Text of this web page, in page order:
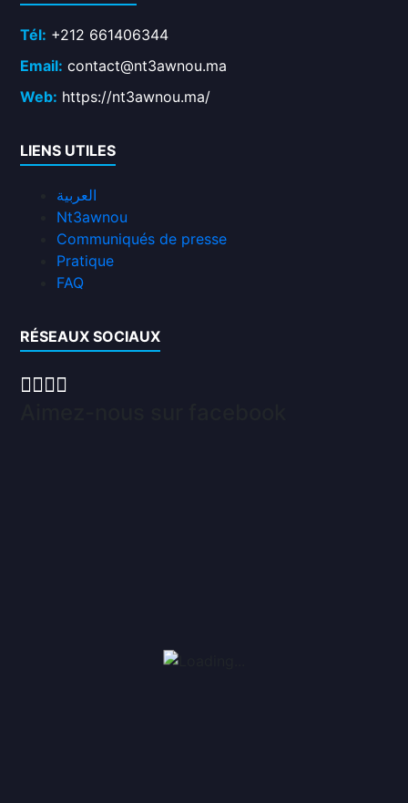
Tél: +212 661406344
Email: contact@nt3awnou.ma
Web: https://nt3awnou.ma/
LIENS UTILES
العربية
Nt3awnou
Communiqués de presse
Pratique
FAQ
RÉSEAUX SOCIAUX